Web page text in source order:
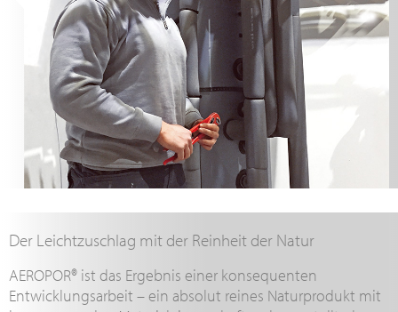
Der Leichtzuschlag mit der Reinheit der Natur
AEROPOR® ist das Ergebnis einer konsequenten
Entwicklungsarbeit – ein absolut reines Naturprodukt mit